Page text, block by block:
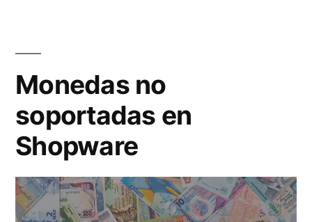
Monedas no
soportadas en
Shopware